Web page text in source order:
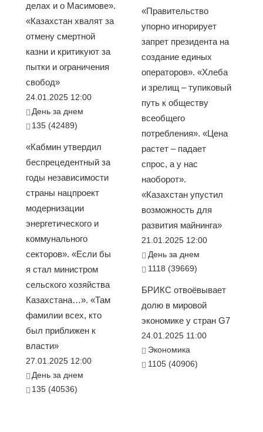
делах и о Масимове».
«Казахстан хвалят за
отмену смертной
казни и критикуют за
пытки и ограничения
свобод»
24.01.2025 12:00
День за днем
135 (42489)
«Кабмин утвердил
беспрецедентный за
годы независимости
страны нацпроект
модернизации
энергетического и
коммунального
секторов». «Если бы
я стал министром
сельского хозяйства
Казахстана…». «Там
фамилии всех, кто
был приближен к
власти»
27.01.2025 12:00
День за днем
135 (40536)
«Правительство
упорно игнорирует
запрет президента на
создание единых
операторов». «Хлеба
и зрелищ – тупиковый
путь к обществу
всеобщего
потребления». «Цена
растет – падает
спрос, а у нас
наоборот».
«Казахстан упустил
возможность для
развития майнинга»
21.01.2025 12:00
День за днем
1118 (39669)
БРИКС отвоёвывает
долю в мировой
экономике у стран G7
24.01.2025 11:00
Экономика
1105 (40906)